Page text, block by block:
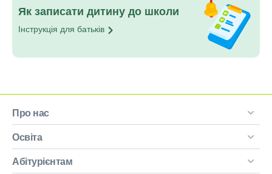
Як записати дитину до школи
Інструкція для батьків
Про нас
Освіта
Абітурієнтам